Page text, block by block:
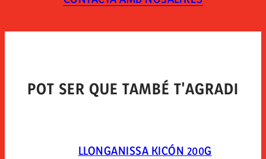
TIPUS D´ENVÀS
POT SER QUE TAMBÉ T'AGRADI
LLONGANISSA KICÓN 200G